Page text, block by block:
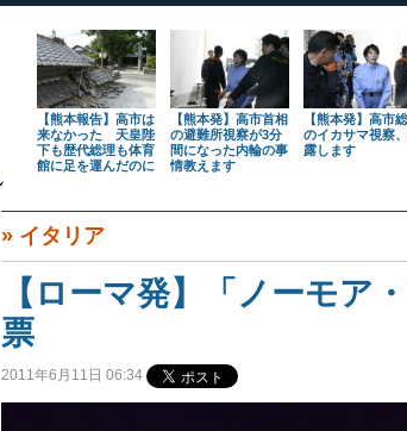
【熊本報告】高市は
来なかった 天皇陛
下も歴代総理も体育
館に足を運んだのに
【熊本発】高市首相
の避難所視察が3分
間になった内輪の事
情教えます
【熊本発】高市
のイカサマ視察
露します
» イタリア
【ローマ発】「ノーモア
票
2011年6月11日 06:34